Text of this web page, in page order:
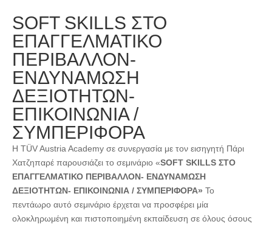
SOFT SKILLS ΣΤΟ
ΕΠΑΓΓΕΛΜΑΤΙΚΟ
ΠΕΡΙΒΑΛΛΟΝ-
ΕΝΔΥΝΑΜΩΣΗ
ΔΕΞΙΟΤΗΤΩΝ-
ΕΠΙΚΟΙΝΩΝΙΑ /
ΣΥΜΠΕΡΙΦΟΡΑ
H TÜV Austria Academy σε συνεργασία με τον εισηγητή Πάρι
Χατζηπαρέ παρουσιάζει το σεμινάριο «SOFT SKILLS ΣΤΟ
ΕΠΑΓΓΕΛΜΑΤΙΚΟ ΠΕΡΙΒΑΛΛΟΝ- ΕΝΔΥΝΑΜΩΣΗ
ΔΕΞΙΟΤΗΤΩΝ- ΕΠΙΚΟΙΝΩΝΙΑ / ΣΥΜΠΕΡΙΦΟΡΑ» Το
πεντάωρο αυτό σεμινάριο έρχεται να προσφέρει μία
ολοκληρωμένη και πιστοποιημένη εκπαίδευση σε όλους όσους